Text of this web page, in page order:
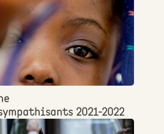
2021-2022